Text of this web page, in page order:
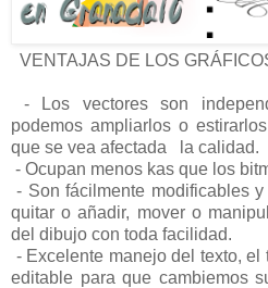
VENTAJAS DE LOS
- Los vectores son
podemos ampliarlos o
que se vea afectada la calidad.
- Ocupan menos kas que los
- Son fácilmente modificables
quitar o añadir, mover o
del dibujo con toda facilidad.
- Excelente manejo del texto, el
editable para que cambiemos